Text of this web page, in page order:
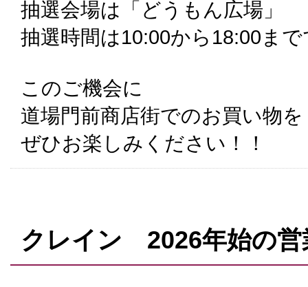
抽選会場は「どうもん広場」
抽選時間は10:00から18:00ま
このご機会に
道場門前商店街でのお買い物を
ぜひお楽しみください！！
クレイン 2026年始の営